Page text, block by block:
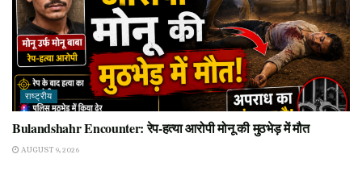
राष्ट्रीय
Bulandshahr Encounter: रेप-हत्या आरोपी मोनू की मुठभेड़ में मौत
AUGUST 9, 2026